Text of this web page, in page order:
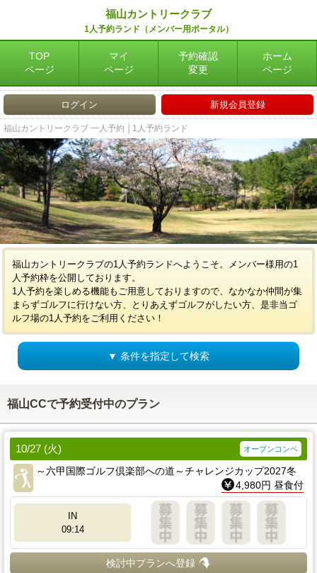
福山カントリークラブ
1人予約ランド（メンバー用ポータル）
TOP
ページ
マイ
ページ
予約確認
変更
ホーム
ページ
ログイン 新規会員登録
福山カントリークラブ 一人予約 │1人予約ランド
福山カントリークラブの1人予約ランドへようこそ。メンバー様用の1
人予約枠を公開しております。
1人予約を楽しめる機能もご用意しておりますので、なかなか仲間が集
まらずゴルフに行けない方、とりあえずゴルフがしたい方、是非当ゴ
ルフ場の1人予約をご利用ください！
▼ 条件を指定して検索
福山CCで予約受付中のプラン
10/27 (火) オープンコンペ
～六甲国際ゴルフ倶楽部への道～チャレンジカップ2027冬
4,980円 昼食付
IN
09:14
検討中プランへ登録